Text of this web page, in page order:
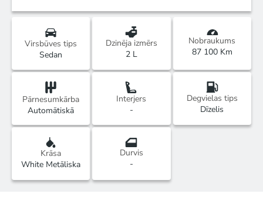
Virsbūves tips
Sedan
Dzinēja izmērs
2 L
Nobraukums
87 100 Km
Pārnesumkārba
Automātiskā
Interjers
-
Degvielas tips
Dīzelis
Krāsa
White Metāliska
Durvis
-